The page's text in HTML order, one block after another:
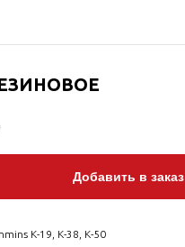
Добавить в заказ
K-19, K-38, K-50